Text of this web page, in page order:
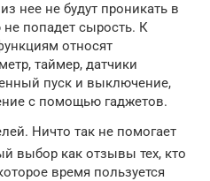
нее не будут проникать в
попадет сырость. К
относят
таймер, датчики
пуск и выключение,
с помощью гаджетов.
Ничто так не помогает
выбор как отзывы тех, кто
время пользуется